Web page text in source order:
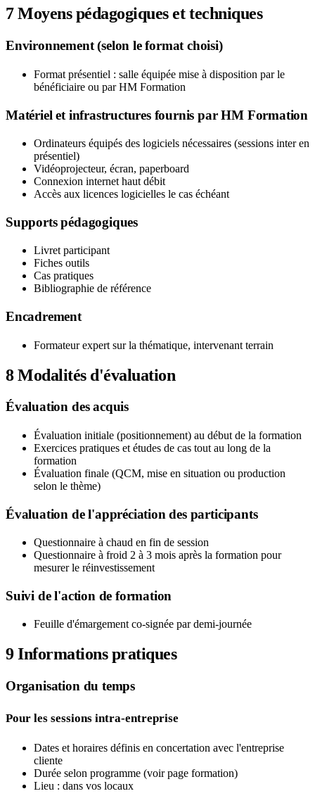
7Moyens pédagogiques et techniques
Environnement (selon le format choisi)
Format présentiel : salle équipée mise à disposition par le
bénéficiaire ou par HM Formation
Matériel et infrastructures fournis par HM Formation
Ordinateurs équipés des logiciels nécessaires (sessions inter en
présentiel)
Vidéoprojecteur, écran, paperboard
Connexion internet haut débit
Accès aux licences logicielles le cas échéant
Supports pédagogiques
Livret participant
Fiches outils
Cas pratiques
Bibliographie de référence
Encadrement
Formateur expert sur la thématique, intervenant terrain
8Modalités d'évaluation
Évaluation des acquis
Évaluation initiale (positionnement) au début de la formation
Exercices pratiques et études de cas tout au long de la
formation
Évaluation finale (QCM, mise en situation ou production
selon le thème)
Évaluation de l'appréciation des participants
Questionnaire à chaud en fin de session
Questionnaire à froid 2 à 3 mois après la formation pour
mesurer le réinvestissement
Suivi de l'action de formation
Feuille d'émargement co-signée par demi-journée
9Informations pratiques
Organisation du temps
Pour les sessions intra-entreprise
Dates et horaires définis en concertation avec l'entreprise
cliente
Durée selon programme (voir page formation)
Lieu : dans vos locaux